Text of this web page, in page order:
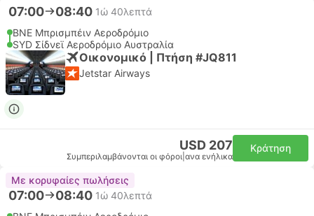
07:00 08:40 1ώ 40λεπτά
BNE Μπρισμπέιν Αεροδρόμιο
SYD Σίδνεϊ Αεροδρόμιο Αυστραλία
Οικονομικό | Πτήση #JQ811
Jetstar Airways
USD 207
Συμπεριλαμβάνονται οι φόροι ανα ενήλικα
Κράτηση
Με κορυφαίες πωλήσεις
07:00 08:40 1ώ 40λεπτά